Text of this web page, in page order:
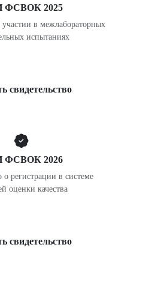
2025
участии в межлабораторных
испытаниях
свидетельство
2026
о регистрации в системе
оценки качества
свидетельство